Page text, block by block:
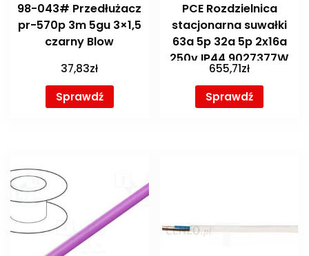
98-043# Przedłużacz
pr-570p 3m 5gu 3×1,5
czarny Blow
37,83zł
Sprawdź
PCE Rozdzielnica
stacjonarna suwałki
63a 5p 32a 5p 2x16a
250v IP44 9027377W
655,71zł
Sprawdź